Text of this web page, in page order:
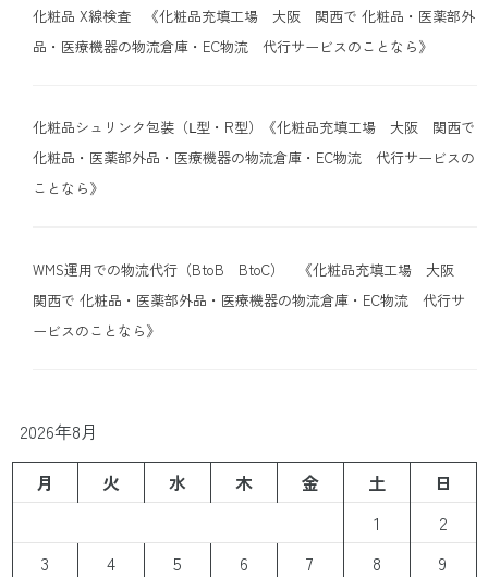
化粧品 X線検査 《化粧品充填工場 大阪 関西で 化粧品・医薬部外
品・医療機器の物流倉庫・EC物流 代行サービスのことなら》
化粧品シュリンク包装（Ⅼ型・R型）《化粧品充填工場 大阪 関西で
化粧品・医薬部外品・医療機器の物流倉庫・EC物流 代行サービスの
ことなら》
WMS運用での物流代行（BtoB BtoC） 《化粧品充填工場 大阪
関西で 化粧品・医薬部外品・医療機器の物流倉庫・EC物流 代行サ
ービスのことなら》
2026年8月
月
火 水 木 金 土
日
1
2
3
4 5 6 7 8
9